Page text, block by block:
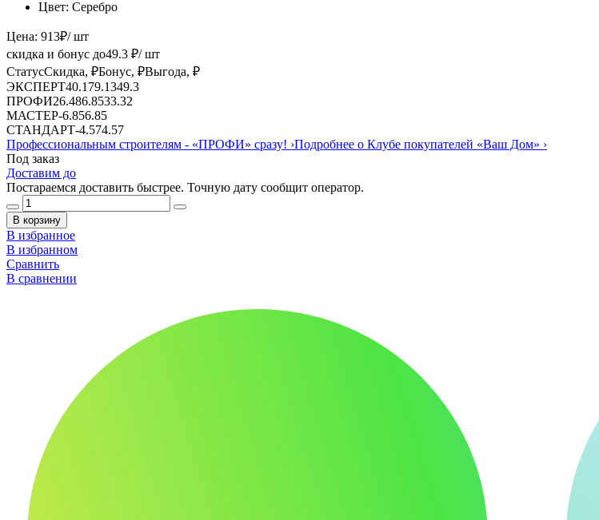
Цвет: Серебро
Цена: 913₽/ шт
скидка и бонус до49.3 ₽/ шт
СтатусСкидка, ₽Бонус, ₽Выгода, ₽
ЭКСПЕРТ40.179.1349.3
ПРОФИ26.486.8533.32
МАСТЕР-6.856.85
СТАНДАРТ-4.574.57
Профессиональным строителям - «ПРОФИ» сразу! ›Подробнее о Клубе покупателей «Ваш Дом» ›
Под заказ
Доставим до
Постараемся доставить быстрее. Точную дату сообщит оператор.
В корзину
В избранное
В избранном
Сравнить
В сравнении